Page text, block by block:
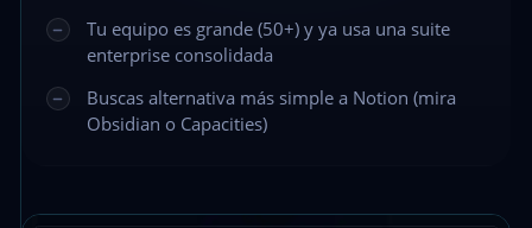
Tu equipo es grande (50+) y ya usa una suite
enterprise consolidada
Buscas alternativa más simple a Notion (mira
Obsidian o Capacities)